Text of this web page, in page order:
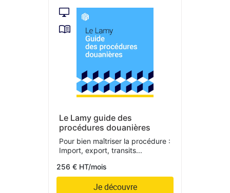
Le Lamy guide des
procédures douanières
Pour bien maîtriser la procédure :
Import, export, transits...
256 € HT/mois
Je découvre